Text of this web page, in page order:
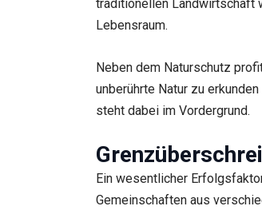
traditionellen Landwirtschaft
Lebensraum.
Neben dem Naturschutz
unberührte Natur zu
steht dabei im Vordergrund.
Ein wesentlicher
Gemeinschaften aus